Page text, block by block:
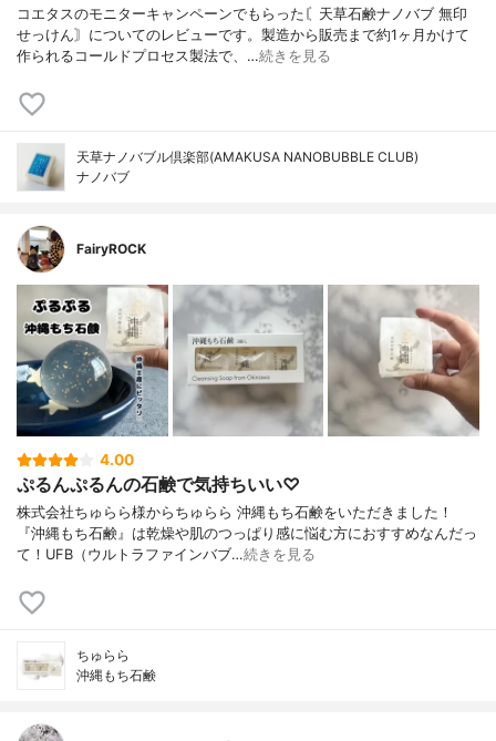
コエタスのモニターキャンペーンでもらった〘天草石鹸ナノバブ 無印
せっけん〙についてのレビューです。製造から販売まで約1ヶ月かけて
作られるコールドプロセス製法で、…続きを見る
天草ナノバブル倶楽部(AMAKUSA NANOBUBBLE CLUB)
ナノバブ
FairyROCK
4.00
ぷるんぷるんの石鹸で気持ちいい♡
株式会社ちゅらら様からちゅらら 沖縄もち石鹸をいただきました！
『沖縄もち石鹸』は乾燥や肌のつっぱり感に悩む方におすすめなんだっ
て！UFB（ウルトラファインバブ…続きを見る
ちゅらら
沖縄もち石鹸